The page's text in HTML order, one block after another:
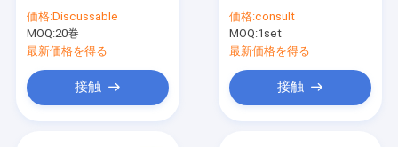
ルPSA
価格:Discussable
MOQ:20巻
最新価格を得る
接触
価格:consult
MOQ:1set
最新価格を得る
接触